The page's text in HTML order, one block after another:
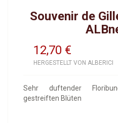
Souvenir de
12,70 €
HERGESTELLT VON ALBERICI
Sehr duftender
gestreiften Blüten